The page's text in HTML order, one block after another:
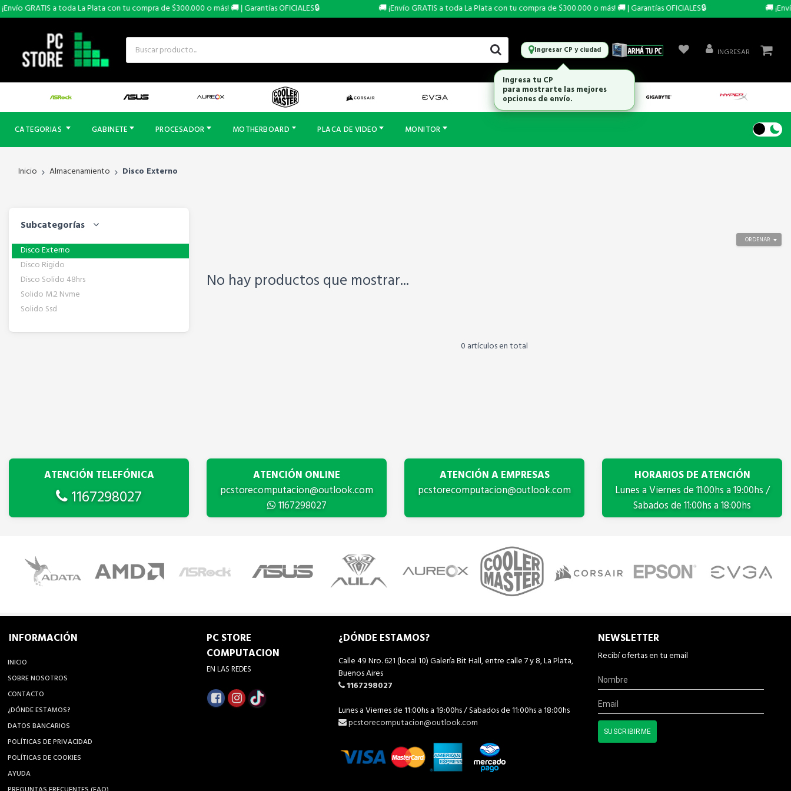
GRATIS a toda La Plata con tu compra de $300.000 o más! 🚚 | Garantías OFICIALES🔒 🚚 ¡Envío GRATIS a toda La Plata con tu compra de $300.000 o más! 🚚 | Garantías OFICIALES🔒 🚚
Ingresar CP y ciudad INGRESAR
CATEGORIAS GABINETE PROCESADOR MOTHERBOARD PLACA DE VIDEO MONITOR
Inicio Almacenamiento Disco Externo
Subcategorías
Disco Externo
Disco Rigido
Disco Solido 48hrs
Solido M.2 Nvme
Solido Ssd
ORDENAR
No hay productos que mostrar...
0 artículos en total
ATENCIÓN TELEFÓNICA
1167298027
ATENCIÓN ONLINE
pcstorecomputacion@outlook.com
1167298027
ATENCIÓN A EMPRESAS
pcstorecomputacion@outlook.com
HORARIOS DE ATENCIÓN
Lunes a Viernes de 11:00hs a 19:00hs /
Sabados de 11:00hs a 18:00hs
INFORMACIÓN
INICIO
SOBRE NOSOTROS
CONTACTO
¿DÓNDE ESTAMOS?
DATOS BANCARIOS
POLÍTICAS DE PRIVACIDAD
POLÍTICAS DE COOKIES
AYUDA
PC STORE
COMPUTACION
EN LAS REDES
¿DÓNDE ESTAMOS?
Calle 49 Nro. 621 (local 10) Galería Bit Hall, entre calle 7 y 8, La Plata,
Buenos Aires
1167298027
Lunes a Viernes de 11:00hs a 19:00hs / Sabados de 11:00hs a 18:00hs
pcstorecomputacion@outlook.com
NEWSLETTER
Recibí ofertas en tu email
Ingresa tu CP
para mostrarte las mejores
opciones de envío.